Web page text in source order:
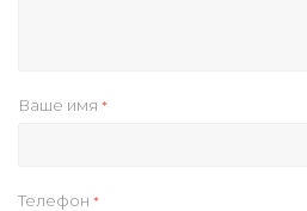
Ваше имя *
Телефон *